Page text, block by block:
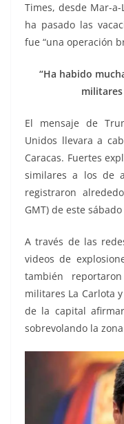
Times, desde Mar-
ha pasado las
fue “una operación
“Ha habido
militares
El mensaje de
Unidos llevara a
Caracas. Fuertes
similares a los de
registraron
GMT) de este
A través de las
videos de
también
militares La Carlota
de la capital
sobrevolando la